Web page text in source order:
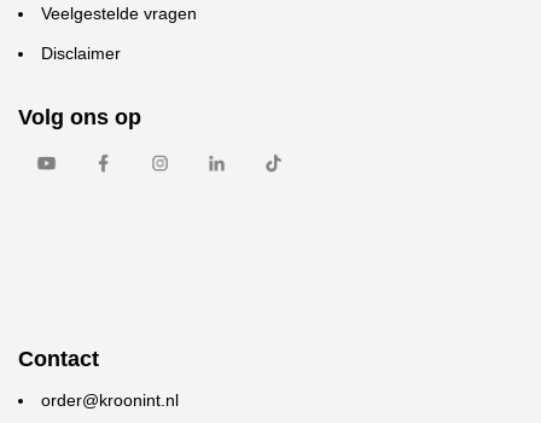
Veelgestelde vragen
Disclaimer
Volg ons op
Contact
order@kroonint.nl